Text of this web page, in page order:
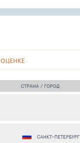
ОЦЕНКЕ
СТРАНА / ГОРОД
САНКТ-ПЕТЕРБУРГ